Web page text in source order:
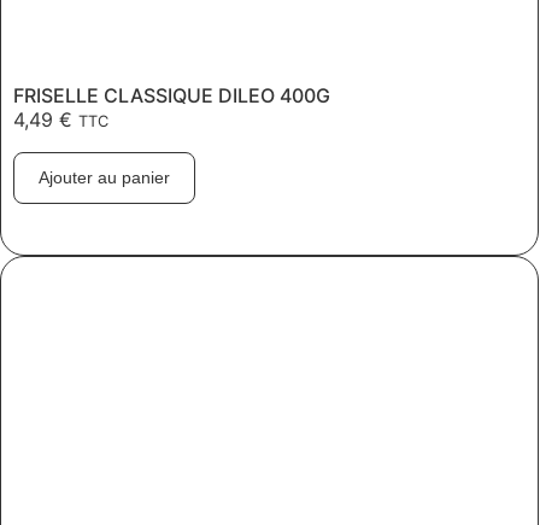
FRISELLE CLASSIQUE DILEO 400G
4,49 € TTC
Ajouter au panier